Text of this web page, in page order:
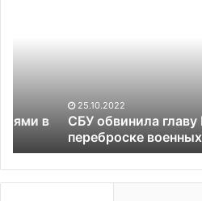
в
25.10.2022
СБУ обвинила главу
переброске военных в Крым